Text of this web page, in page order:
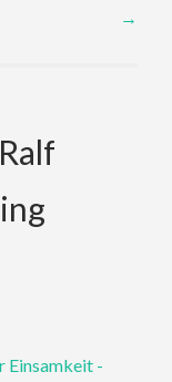
→
Ralf
Einsamkeit -